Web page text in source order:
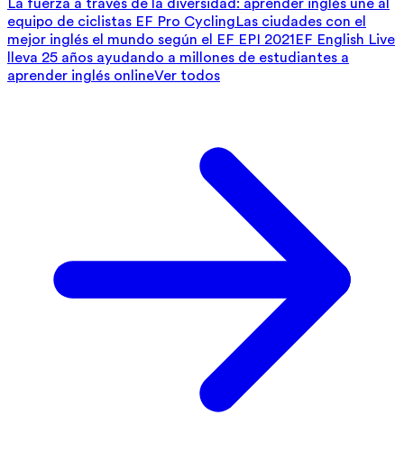
La fuerza a través de la diversidad: aprender inglés une al
equipo de ciclistas EF Pro CyclingLas ciudades con el
mejor inglés el mundo según el EF EPI 2021EF English Live
lleva 25 años ayudando a millones de estudiantes a
aprender inglés onlineVer todos